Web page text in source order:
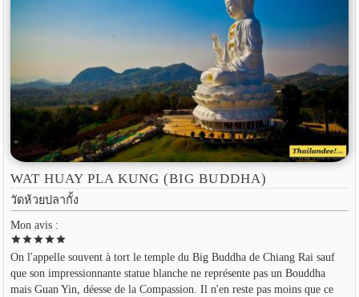
WAT HUAY PLA KUNG (BIG BUDDHA)
วัดห้วยปลากั้ง
Mon avis :
starstarstarstarstar
On l'appelle souvent à tort le temple du Big Buddha de Chiang Rai sauf
que son impressionnante statue blanche ne représente pas un Bouddha
mais Guan Yin, déesse de la Compassion. Il n'en reste pas moins que ce